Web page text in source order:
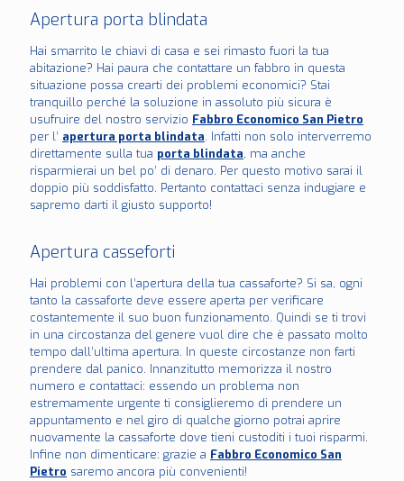
Apertura porta blindata
Hai smarrito le chiavi di casa e sei rimasto fuori la tua
abitazione? Hai paura che contattare un fabbro in questa
situazione possa crearti dei problemi economici? Stai
tranquillo perché la soluzione in assoluto più sicura è
usufruire del nostro servizio Fabbro Economico San Pietro
per l’ apertura porta blindata. Infatti non solo interverremo
direttamente sulla tua porta blindata, ma anche
risparmierai un bel po’ di denaro. Per questo motivo sarai il
doppio più soddisfatto. Pertanto contattaci senza indugiare e
sapremo darti il giusto supporto!
Apertura casseforti
Hai problemi con l’apertura della tua cassaforte? Si sa, ogni
tanto la cassaforte deve essere aperta per verificare
costantemente il suo buon funzionamento. Quindi se ti trovi
in una circostanza del genere vuol dire che è passato molto
tempo dall’ultima apertura. In queste circostanze non farti
prendere dal panico. Innanzitutto memorizza il nostro
numero e contattaci: essendo un problema non
estremamente urgente ti consiglieremo di prendere un
appuntamento e nel giro di qualche giorno potrai aprire
nuovamente la cassaforte dove tieni custoditi i tuoi risparmi.
Infine non dimenticare: grazie a Fabbro Economico San
Pietro saremo ancora più convenienti!